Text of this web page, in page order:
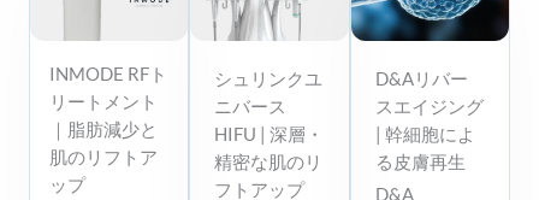
INMODE RFト
リートメント
｜脂肪減少と
肌のリフトア
ップ
シュリンクユ
ニバース
HIFU | 深層・
精密な肌のリ
フトアップ
D&Aリバー
スエイジング
| 幹細胞によ
る皮膚再生
D&A